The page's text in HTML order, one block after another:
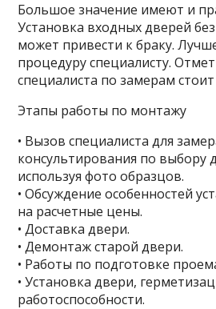
Большое значение имеют и
Установка входных дверей
может привести к браку.
процедуру специалисту.
специалиста по замерам стоит
Этапы работы по монтажу
• Вызов специалиста для
консультирования по выбору
используя фото образцов.
• Обсуждение особенностей
на расчетные цены.
• Доставка двери.
• Демонтаж старой двери.
• Работы по подготовке
• Установка двери,
работоспособности.